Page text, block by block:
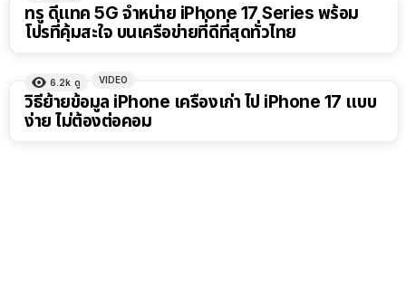
ทรู ดีแทค 5G จำหน่าย iPhone 17 Series พร้อม
โปรที่คุ้มสะใจ บนเครือข่ายที่ดีที่สุดทั่วไทย
6.2k ดู VIDEO
วิธีย้ายข้อมูล iPhone เครื่องเก่า ไป iPhone 17 แบบ
ง่าย ไม่ต้องต่อคอม